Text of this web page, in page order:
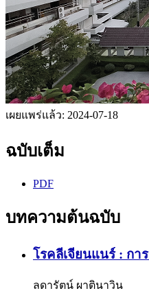
เผยแพร่แล้ว: 2024-07-18
ฉบับเต็ม
PDF
บทความต้นฉบับ
โรคลีเจียนแนร์ : กา
ลดารัตน์ ผาตินาวิน